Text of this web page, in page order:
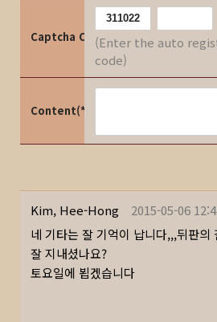
Captcha Code(Enter the auto
code)
Content(*)
Kim, Hee-Hong
2015-05-06
네 기타는 잘 기억이 납니다,,,뒤판의
잘 지내셨나요?
토요일에 뵙겠습니다